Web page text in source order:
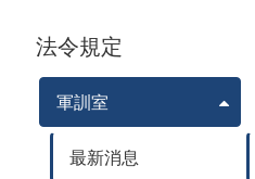
法令規定
軍訓室
最新消息